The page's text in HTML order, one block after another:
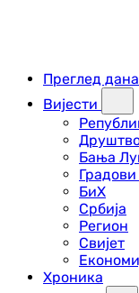
Преглед дана
Вијести
Бања
БиХ
Србија
Регион
Свијет
Хроника